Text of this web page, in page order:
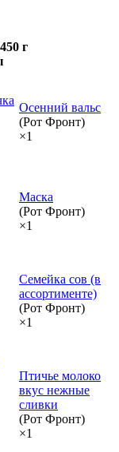
г
Осенний вальс
(Рот Фронт)
×1
Маска
(Рот Фронт)
×1
Семейка сов (в
ассортименте)
(Рот Фронт)
×1
Птичье молоко
вкус нежные
сливки
(Рот Фронт)
×1